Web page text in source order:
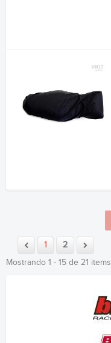
1
2
Mostrando 1 - 15 de 21 items